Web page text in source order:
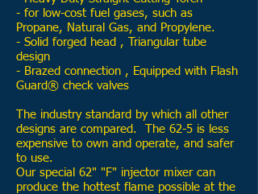
- for low-cost fuel gases, such as
Propane, Natural Gas, and Propylene.
- Solid forged head , Triangular tube
design
- Brazed connection , Equipped with Flash
Guard® check valves
The industry standard by which all other
designs are compared. The 62-5 is less
expensive to own and operate, and safer
to use.
Our special 62" "F" injector mixer can
produce the hottest flame possible at the